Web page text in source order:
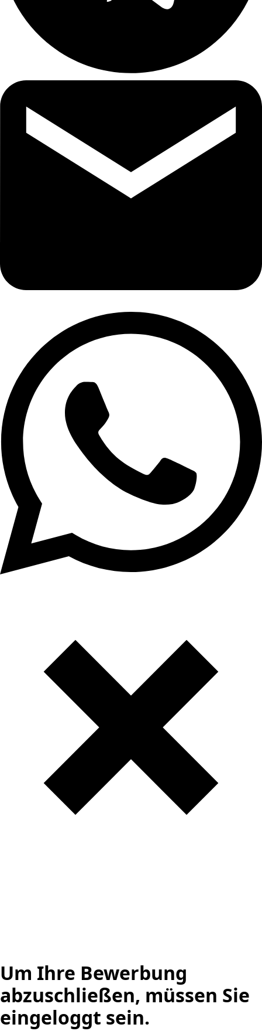
Um Ihre Bewerbung
abzuschließen, müssen Sie
eingeloggt sein.